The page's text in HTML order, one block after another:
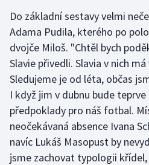
Stolní tenis
Triatlon
Veslování
Vodní slalom
Volejbal
Ostatní
Do základní sestavy velmi
Adama Pudila, kterého po
dvojče Miloš. "Chtěl bych
Slavie přivedli. Slavia v nich
Sledujeme je od léta, občas
I když jim v dubnu bude
předpoklady pro náš fotbal.
neočekávaná absence Ivana
navíc Lukáš Masopust by
jsme zachovat typologii